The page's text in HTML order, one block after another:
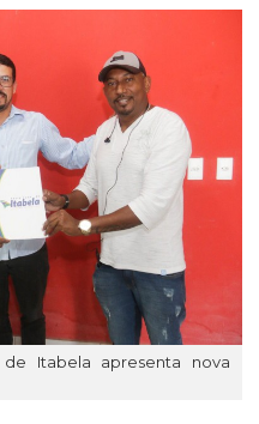
Itabela apresenta nova